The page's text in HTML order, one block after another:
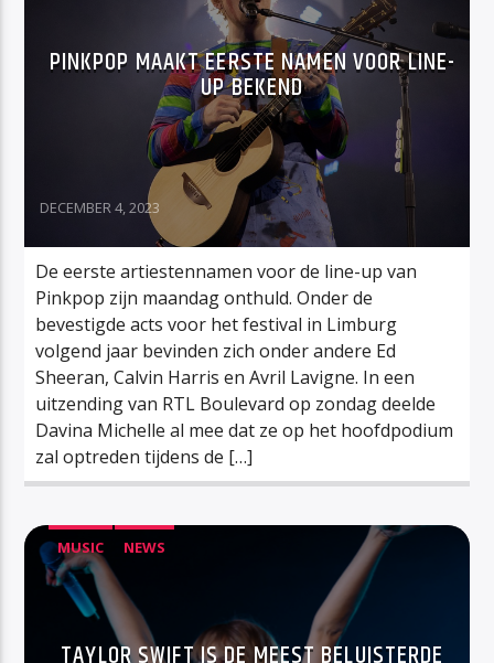
PINKPOP MAAKT EERSTE NAMEN VOOR LINE-
UP BEKEND
DECEMBER 4, 2023
De eerste artiestennamen voor de line-up van
Pinkpop zijn maandag onthuld. Onder de
bevestigde acts voor het festival in Limburg
volgend jaar bevinden zich onder andere Ed
Sheeran, Calvin Harris en Avril Lavigne. In een
uitzending van RTL Boulevard op zondag deelde
Davina Michelle al mee dat ze op het hoofdpodium
zal optreden tijdens de […]
MUSIC NEWS